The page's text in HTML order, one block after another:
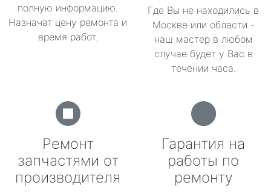
полную информацию.
Назначат цену ремонта и
время работ.
Где Вы не находились в
Москве или области -
наш мастер в любом
случае будет у Вас в
течении часа.
Ремонт
запчастями от
производителя
Гарантия на
работы по
ремонту